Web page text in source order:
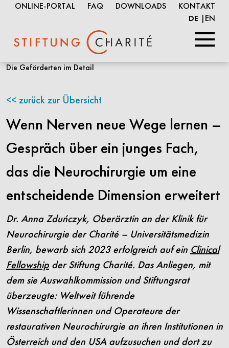
zum
ONLINE-PORTAL FAQ DOWNLOADS KONTAKT
DE EN
Die Geförderten im Detail
zurück zur Übersicht
Wenn Nerven neue Wege lernen –
Gespräch über ein junges Fach,
das die Neurochirurgie um eine
entscheidende Dimension erweitert
Dr. Anna Zduńczyk, Oberärztin an der Klinik für
Neurochirurgie der Charité – Universitätsmedizin
Berlin, bewarb sich 2023 erfolgreich auf ein Clinical
Fellowship der Stiftung Charité. Das Anliegen, mit
dem sie Auswahlkommission und Stiftungsrat
überzeugte: Weltweit führende
Wissenschaftlerinnen und Operateure der
restaurativen Neurochirurgie an ihren Institutionen in
Österreich und den USA aufzusuchen und dort zu